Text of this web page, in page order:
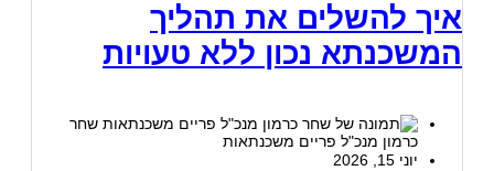
איך להשלים את תהליך
המשכנתא נכון ללא טעויות
שחר
כרמון מנכ"ל פריים משכנתאות
יוני 15, 2026